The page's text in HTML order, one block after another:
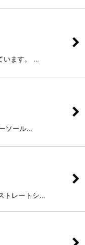
います。 …
ソール…
トレートシ…